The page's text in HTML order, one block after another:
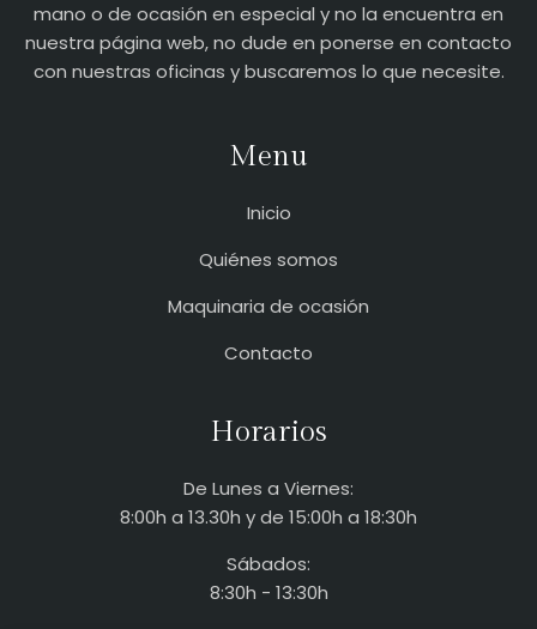
mano o de ocasión en especial y no la encuentra en
nuestra página web, no dude en ponerse en contacto
con nuestras oficinas y buscaremos lo que necesite.
Menu
Inicio
Quiénes somos
Maquinaria de ocasión
Contacto
Horarios
De Lunes a Viernes:
8:00h a 13.30h y de 15:00h a 18:30h
Sábados:
8:30h - 13:30h